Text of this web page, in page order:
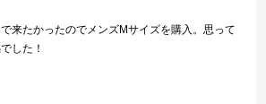
来たかったのでメンズMサイズを購入。思って
した！